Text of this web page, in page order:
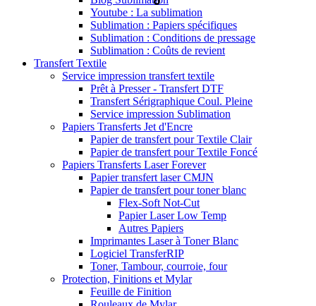
Youtube : La sublimation
Sublimation : Papiers spécifiques
Sublimation : Conditions de pressage
Sublimation : Coûts de revient
Transfert Textile
Service impression transfert textile
Prêt à Presser - Transfert DTF
Transfert Sérigraphique Coul. Pleine
Service impression Sublimation
Papiers Transferts Jet d'Encre
Papier de transfert pour Textile Clair
Papier de transfert pour Textile Foncé
Papiers Transferts Laser Forever
Papier transfert laser CMJN
Papier de transfert pour toner blanc
Flex-Soft Not-Cut
Papier Laser Low Temp
Autres Papiers
Imprimantes Laser à Toner Blanc
Logiciel TransferRIP
Toner, Tambour, courroie, four
Protection, Finitions et Mylar
Feuille de Finition